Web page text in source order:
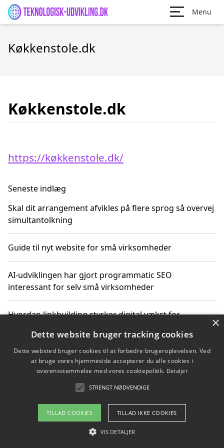
Menu
Køkkenstole.dk
Køkkenstole.dk
https://køkkenstole.dk/
Seneste indlæg
Skal dit arrangement afvikles på flere sprog så overvej
simultantolkning
Guide til nyt website for små virksomheder
AI-udviklingen har gjort programmatic SEO
interessant for selv små virksomheder
Hvordan linkbuilding styrker digital vækst for
Sådan har udviklingen inden for genbrug af elektronik
ændret sig
Copyright 2026 - Pilanto Aps
Om / kontakt
×
Dette website bruger tracking cookies
Dette websted bruger cookies til at forbedre brugeroplevelsen. Ved
at bruge vores hjemmeside accepterer du alle cookies i
overensstemmelse med vores cookiepolitik. Detaljer
STRENGT NØDVENDIGE
TILLAD COOKIES TILLAD IKKE COOKIES
VIS DETALJER